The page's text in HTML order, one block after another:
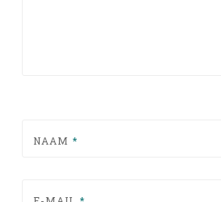
NAAM *